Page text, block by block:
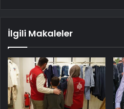
İlgili Makaleler